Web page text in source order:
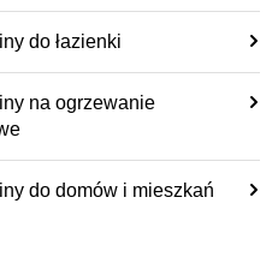
do łazienki
na ogrzewanie
do domów i mieszkań